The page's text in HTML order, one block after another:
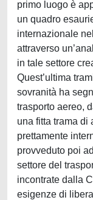
primo luogo è
un quadro
internazionale
attraverso
in tale settore
Quest’ultima
sovranità ha
trasporto aereo,
una fitta trama di
prettamente
provveduto poi
settore del
incontrate dalla
esigenze di